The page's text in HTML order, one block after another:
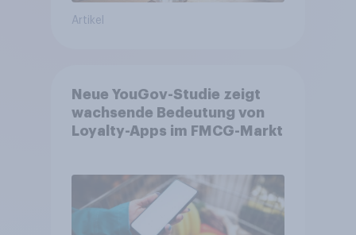
Artikel
Neue YouGov-Studie zeigt
wachsende Bedeutung von
Loyalty-Apps im FMCG-Markt